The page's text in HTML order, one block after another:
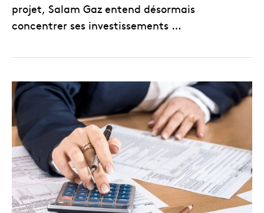
projet, Salam Gaz entend désormais
concentrer ses investissements …